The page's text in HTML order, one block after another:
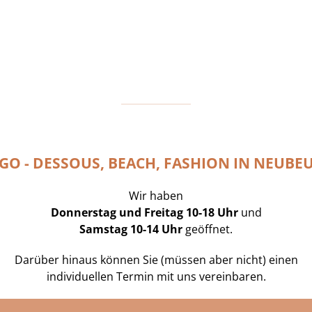
- DESSOUS, BEACH, FASHION IN
Wir haben
Donnerstag und Freitag 10-18 Uhrund
Samstag 10-14 Uhr geöffnet.
Darüber hinaus können Sie (müssen aber nicht) einen
individuellen Termin mit uns vereinbaren.